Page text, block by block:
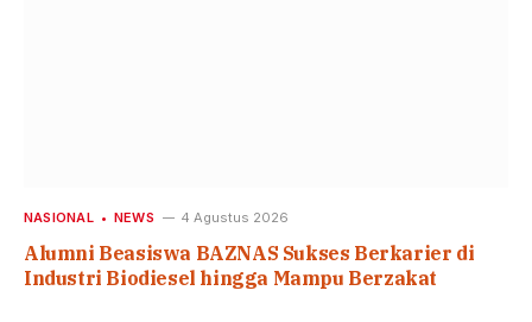
NASIONAL NEWS 4 Agustus 2026
Alumni Beasiswa BAZNAS Sukses Berkarier di
Industri Biodiesel hingga Mampu Berzakat